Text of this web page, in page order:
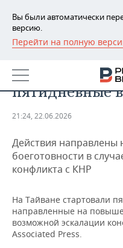
Вы были автоматически
версию.
Перейти на полную
РЕГИОНЫ
БАШКОРТОСТАН
ТАТАРСТАН
НОВОСТИ
АНАЛИТИКА
ДЕКЛАРАЦИИ О
ВУЗЫ ТАТАРСТАНА
КОМУ ПРИНАДЛЕЖАТ
НОВОСТИ
БАНКИ
БЮДЖЕТ
ПРОМЫШЛЕННОСТЬ
АГРОПРОМ
НОВОСТИ
АВТО
НОВОСТИ АВТО
БИЗНЕС
На Тайване
пятидневные
21:24, 22.06.2026
Действия
боеготовности в
конфликта с КНР
На Тайване стартовали
направленные на
возможной эскалации
Associated Press.